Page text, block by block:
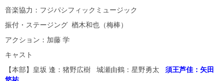
音楽協力：フジパシフィックミュージック
振付・ステージング 楢木和也（梅棒）
アクション：加藤 学
キャスト
【本部】皇坂 逢：猪野広樹 城瀬由鶴：星野勇太 須王芦佳：矢田